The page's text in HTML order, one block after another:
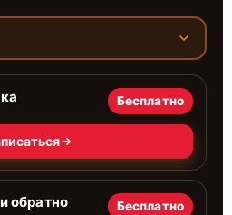
Бесплатно
обратно Бесплатно